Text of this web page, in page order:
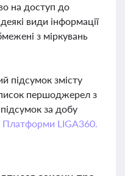
на доступ до
види інформації
з міркувань
підсумок змісту
першоджерел з
за добу
Платформи LIGA360.